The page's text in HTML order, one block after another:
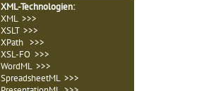
XML-Technologien:
XML >>>
XSLT >>>
XPath >>>
XSL-FO >>>
WordML >>>
SpreadsheetML >>>